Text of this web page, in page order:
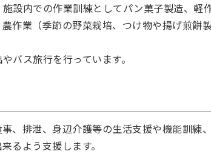
設内での作業訓練としてパン菓子製造、軽
作業（季節の野菜栽培、つけ物や揚げ煎餅
バス旅行を行っています。
、排泄、身辺介護等の生活支援や機能訓練
るよう支援します。